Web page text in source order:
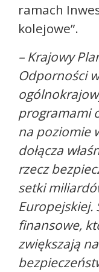
ramach
kolejowe”.
– Krajowy
Odporności
programami
na poziomie
dołącza
rzecz
setki
Europejskiej.
finansowe,
zwiększają